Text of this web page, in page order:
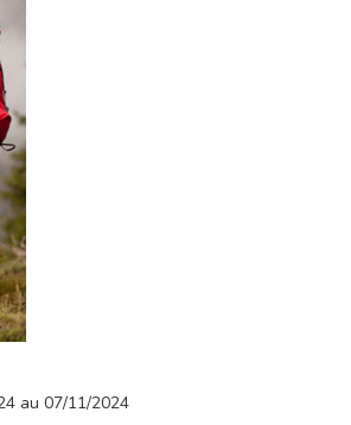
au 07/11/2024